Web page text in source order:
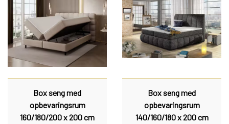
Box seng med
opbevaringsrum
160/180/200 x 200 cm
Box seng med
opbevaringsrum
140/160/180 x 200 cm